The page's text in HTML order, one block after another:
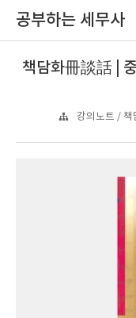
공부하는 세무사
책담화冊談話 |
강의노트 /